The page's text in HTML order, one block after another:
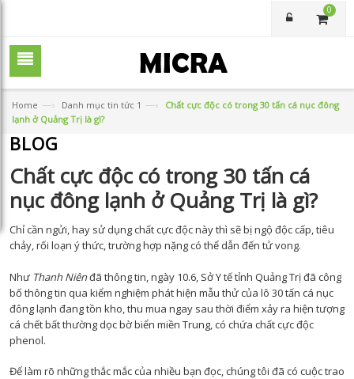
0
Home —› Danh mục tin tức 1 —›
Chất cực độc có trong 30 tấn cá nục đông
lạnh ở Quảng Trị là gì?
BLOG
Chất cực độc có trong 30 tấn cá
nục đông lạnh ở Quảng Trị là gì?
Chỉ cần ngửi, hay sử dụng chất cực độc này thì sẽ bị ngộ độc cấp, tiêu
chảy, rối loạn ý thức, trường hợp nặng có thể dẫn đến tử vong.
Như Thanh Niênđã thông tin, ngày 10.6, Sở Y tế tỉnh Quảng Trị đã công
bố thông tin qua kiểm nghiệm phát hiện mẫu thử của lô 30 tấn cá nục
đông lạnh đang tồn kho, thu mua ngay sau thời điểm xảy ra hiện tượng
cá chết bất thường dọc bờ biển miền Trung, có chứa chất cực độc
phenol.
Để làm rõ những thắc mắc của nhiều bạn đọc, chúng tôi đã có cuộc trao